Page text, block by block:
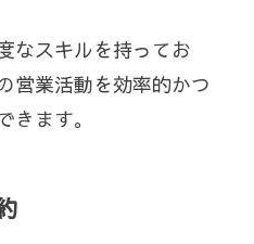
なスキルを持ってお
営業活動を効率的かつ
ます。